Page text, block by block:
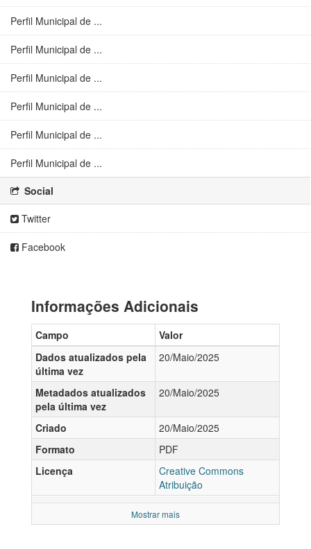
Perfil Municipal de ...
Perfil Municipal de ...
Perfil Municipal de ...
Perfil Municipal de ...
Perfil Municipal de ...
Perfil Municipal de ...
Social
Twitter
Facebook
Informações Adicionais
Campo
Valor
Dados atualizados pela
última vez
20/Maio/2025
Metadados atualizados
pela última vez
20/Maio/2025
Criado
20/Maio/2025
Formato
PDF
Licença
Creative Commons
Atribuição
Mostrar mais